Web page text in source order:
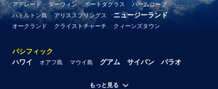
アデレード
ダーウィン ポートダグラス
パームコーブ
ハミルトン島
アリススプリングス ニュージーランド
オークランド クライストチャーチ クィーンズタウン
パシフィック
ハワイ
オアフ島 マウイ島 グアム サイパン パラオ
もっと見る